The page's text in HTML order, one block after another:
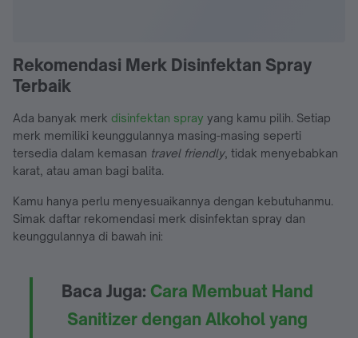
Rekomendasi Merk Disinfektan Spray
Terbaik
Ada banyak merk disinfektan spray yang kamu pilih. Setiap
merk memiliki keunggulannya masing-masing seperti
tersedia dalam kemasan travel friendly, tidak menyebabkan
karat, atau aman bagi balita.
Kamu hanya perlu menyesuaikannya dengan kebutuhanmu.
Simak daftar rekomendasi merk disinfektan spray dan
keunggulannya di bawah ini:
Baca Juga: Cara Membuat Hand
Sanitizer dengan Alkohol yang